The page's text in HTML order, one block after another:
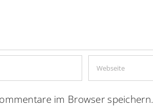
im Browser speichern.